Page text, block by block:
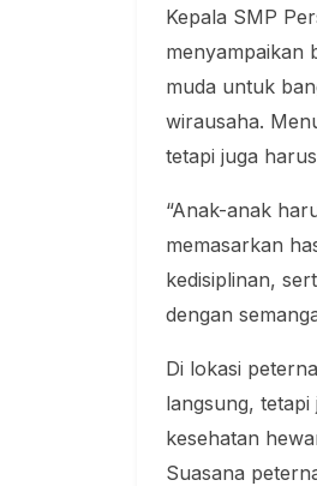
Kepala SMP
menyampaikan
muda untuk
wirausaha.
tetapi juga
“Anak-anak
memasarkan
kedisiplinan,
dengan
Di lokasi
langsung,
kesehatan
Suasana